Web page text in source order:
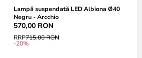
Lampă suspendată LED Albiona Ø40
Negru - Arcchio
570,00 RON
RRP715,00 RON
-20%